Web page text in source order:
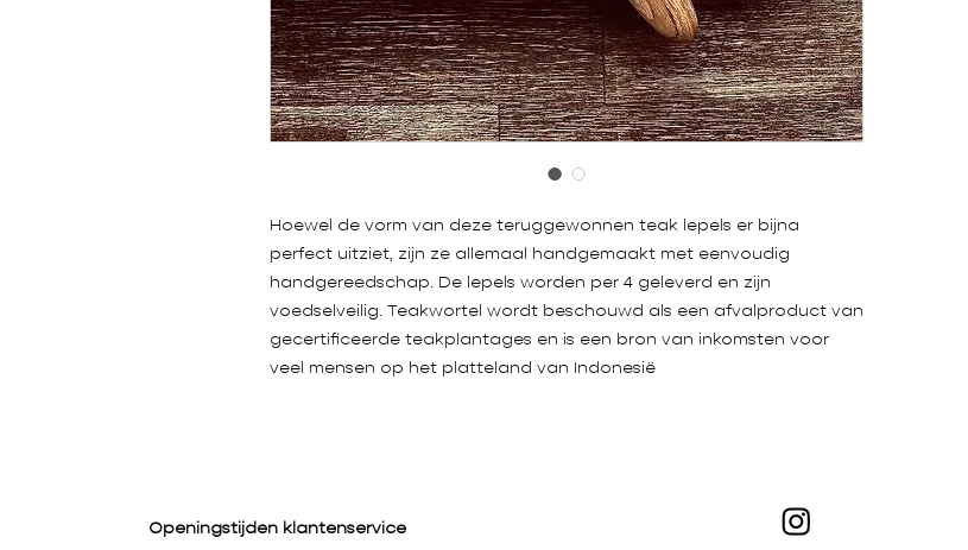
Hoewel de vorm van deze teruggewonnen teak lepels er bijna
perfect uitziet, zijn ze allemaal handgemaakt met eenvoudig
handgereedschap. De lepels worden per 4 geleverd en zijn
voedselveilig. Teakwortel wordt beschouwd als een afvalproduct van
gecertificeerde teakplantages en is een bron van inkomsten voor
veel mensen op het platteland van Indonesië
Openingstijden klantenservice